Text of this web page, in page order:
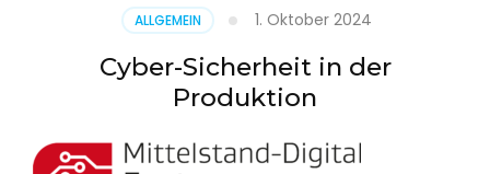
seinen
Lagebericht
zur
in
Deutschland
ALLGEMEIN 1. Oktober 2024
Cyber-Sicherheit in der
Produktion